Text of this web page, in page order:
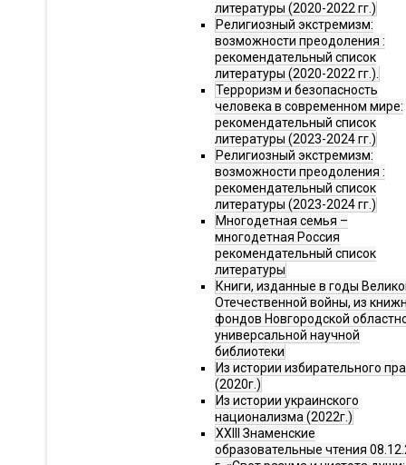
литературы (2020-2022 гг.)
Религиозный экстремизм:
возможности преодоления :
рекомендательный список
литературы (2020-2022 гг.).
Терроризм и безопасность
человека в современном мире:
рекомендательный список
литературы (2023-2024 гг.)
Религиозный экстремизм:
возможности преодоления :
рекомендательный список
литературы (2023-2024 гг.)
Многодетная семья –
многодетная Россия
рекомендательный список
литературы
Книги, изданные в годы
Отечественной войны, из
фондов Новгородской
универсальной научной
библиотеки
Из истории избирательного
(2020г.)
Из истории украинского
национализма (2022г.)
XXIII Знаменские
образовательные чтения